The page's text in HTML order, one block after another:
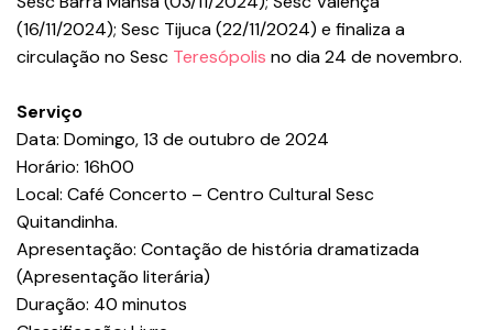
(16/11/2024); Sesc Tijuca (22/11/2024) e finaliza a
circulação no Sesc Teresópolis no dia 24 de novembro.
Serviço
Data: Domingo, 13 de outubro de 2024
Horário: 16h00
Local: Café Concerto – Centro Cultural Sesc
Quitandinha.
Apresentação: Contação de história dramatizada
(Apresentação literária)
Duração: 40 minutos